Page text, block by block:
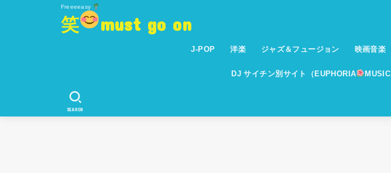
Freeeeasy
笑 must go on
J-POP 洋楽 ジャズ＆フュージョン 映画音楽
DJ サイチン別サイト（EUPHORIA MUSIC
SEARCH